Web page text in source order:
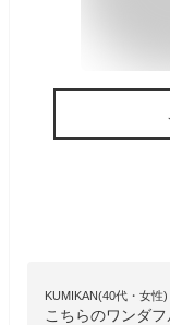
KUMIKAN(40代・女性)
こちらのワンダ